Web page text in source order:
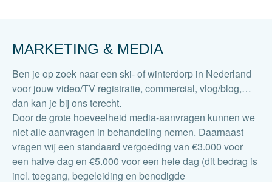
MARKETING & MEDIA
Ben je op zoek naar een ski- of winterdorp in Nederland
voor jouw video/TV registratie, commercial, vlog/blog,…
dan kan je bij ons terecht.
Door de grote hoeveelheid media-aanvragen kunnen we
niet alle aanvragen in behandeling nemen. Daarnaast
vragen wij een standaard vergoeding van €3.000 voor
een halve dag en €5.000 voor een hele dag (dit bedrag is
incl. toegang, begeleiding en benodigde